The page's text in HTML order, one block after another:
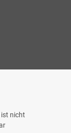
nicht